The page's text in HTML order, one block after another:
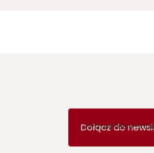
Twój adres e-
Dołącz do